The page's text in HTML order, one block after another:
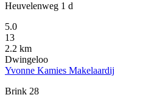
Heuvelenweg 1 d
5.0
13
2.2 km
Dwingeloo
Yvonne Kamies Makelaardij
Brink 28